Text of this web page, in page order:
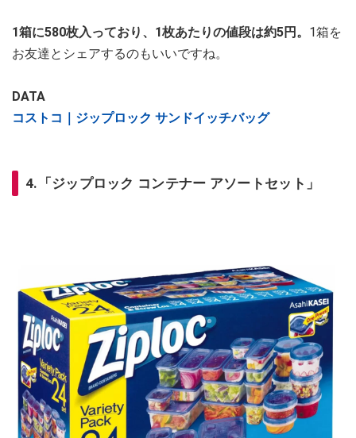
1箱に580枚入っており、1枚あたりの値段は約5円。 1箱を
お友達とシェアするのもいいですね。
DATA
コストコ｜ジップロック サンドイッチバッグ
4.「ジップロック コンテナー アソートセット」